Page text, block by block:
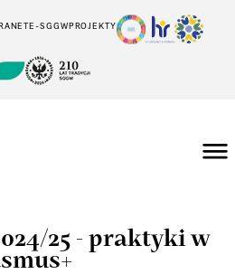
E-SGGWPROJEKTY
25 - praktyki w